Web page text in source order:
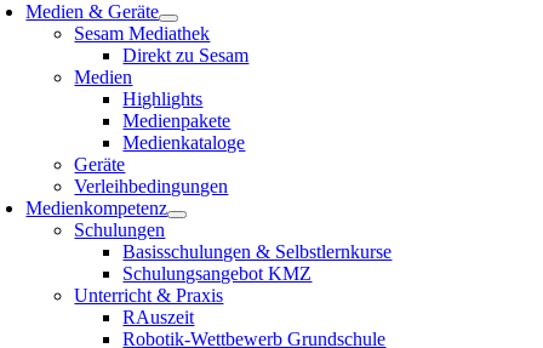
Medien & Geräte
Sesam Mediathek
Direkt zu Sesam
Medien
Highlights
Medienpakete
Medienkataloge
Geräte
Verleihbedingungen
Medienkompetenz
Schulungen
Basisschulungen & Selbstlernkurse
Schulungsangebot KMZ
Unterricht & Praxis
RAuszeit
Robotik-Wettbewerb Grundschule